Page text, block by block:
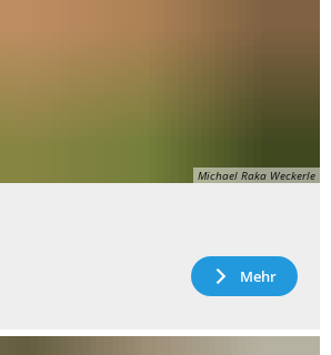
Michael Raka Weckerle
Mehr